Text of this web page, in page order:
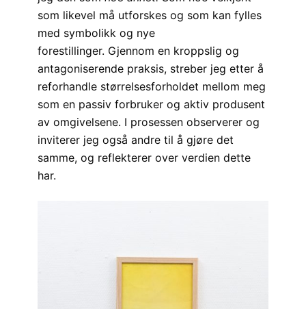
som likevel må utforskes og som kan fylles
med symbolikk og nye
forestillinger. Gjennom en kroppslig og
antagoniserende praksis, streber jeg etter å
reforhandle størrelsesforholdet mellom meg
som en passiv forbruker og aktiv produsent
av omgivelsene. I prosessen observerer og
inviterer jeg også andre til å gjøre det
samme, og reflekterer over verdien dette
har.